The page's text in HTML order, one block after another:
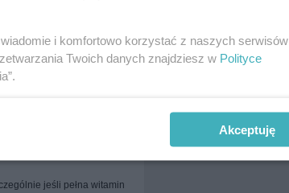
komentarze (10)
jeśli pełna witamin
i komfortowo korzystać z naszych serwisów
Twoich danych znajdziesz w Polityce
Akceptuję